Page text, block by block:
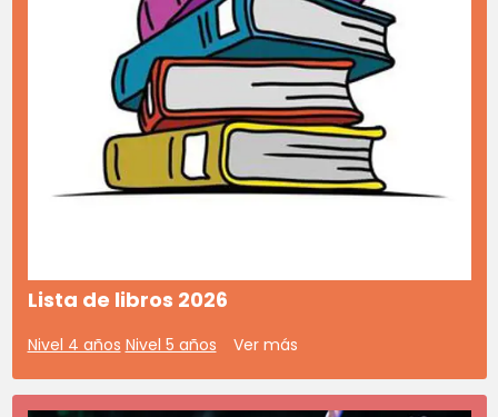
Lista de libros 2026
Nivel 4 años Nivel 5 años Ver más